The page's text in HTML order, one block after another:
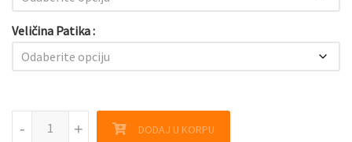
Veličina Patika
GEWO Flex Court blue & red količina
+
- +
- DODAJ U KORPU